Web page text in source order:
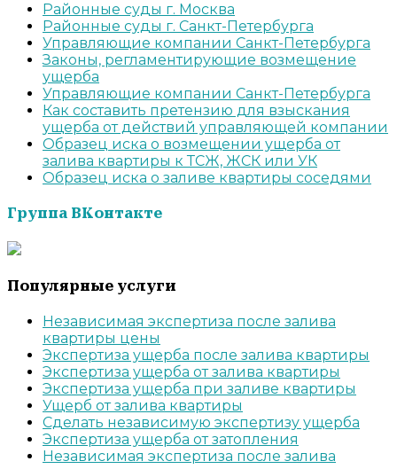
Районные суды г. Москва
Районные суды г. Санкт-Петербурга
Управляющие компании Санкт-Петербурга
Законы, регламентирующие возмещение
ущерба
Управляющие компании Санкт-Петербурга
Как составить претензию для взыскания
ущерба от действий управляющей компании
Образец иска о возмещении ущерба от
залива квартиры к ТСЖ, ЖСК или УК
Образец иска о заливе квартиры соседями
Группа ВКонтакте
Популярные услуги
Независимая экспертиза после залива
квартиры цены
Экспертиза ущерба после залива квартиры
Экспертиза ущерба от залива квартиры
Экспертиза ущерба при заливе квартиры
Ущерб от залива квартиры
Cделать независимую экспертизу ущерба
Экспертиза ущерба от затопления
Независимая экспертиза после залива